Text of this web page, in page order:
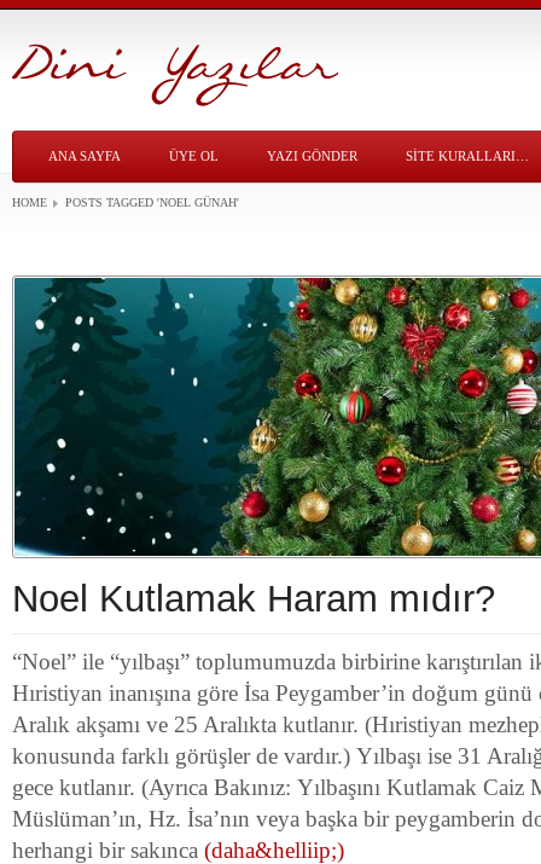
ANA SAYFA ÜYE OL YAZI GÖNDER SITE KURALLARI…
HOME POSTS TAGGED 'NOEL GÜNAH'
Noel Kutlamak Haram mıdır?
“Noel” ile “yılbaşı” toplumumuzda birbirine karıştırılan
Hıristiyan inanışına göre İsa Peygamber’in doğum
Aralık akşamı ve 25 Aralıkta kutlanır. (Hıristiyan
konusunda farklı görüşler de vardır.) Yılbaşı ise 31
gece kutlanır. (Ayrıca Bakınız: Yılbaşını Kutlamak
Müslüman’ın, Hz. İsa’nın veya başka bir peygamberin
herhangi bir sakınca (daha&helliip;)